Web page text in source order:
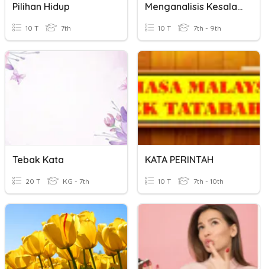
Pilihan Hidup
10 T 7th
Menganalisis Kesalahan Bahasa
10 T 7th - 9th
Tebak Kata
20 T KG - 7th
KATA PERINTAH
10 T 7th - 10th